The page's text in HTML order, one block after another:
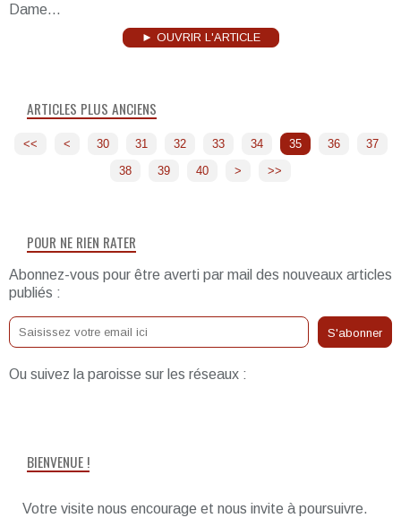
Dame...
► OUVRIR L'ARTICLE
ARTICLES PLUS ANCIENS
<< < 10
20
30 31 32 33 34 35 36
37
38
39 40 50
60
70
80
90
100
> >>
POUR NE RIEN RATER
Abonnez-vous pour être averti par mail des nouveaux articles
publiés :
Ou suivez la paroisse sur les réseaux :
BIENVENUE !
Votre visite nous encourage et nous invite à poursuivre.